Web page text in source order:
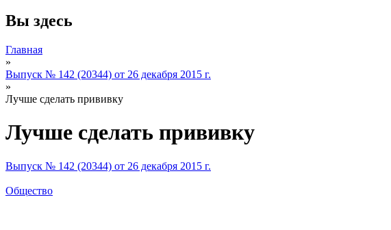
Вы здесь
Главная
»
Выпуск № 142 (20344) от 26 декабря 2015 г.
»
Лучше сделать прививку
Лучше сделать прививку
Выпуск № 142 (20344) от 26 декабря 2015 г.
Общество